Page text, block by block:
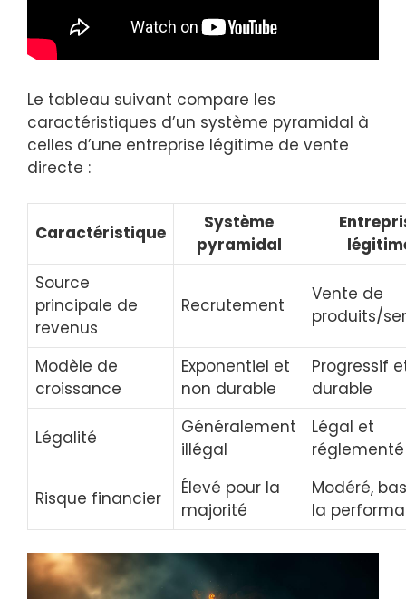
Le tableau suivant compare les
caractéristiques d’un système pyramidal à
celles d’une entreprise légitime de vente
directe :
Caractéristique
Système
pyramidal
Source
principale de
revenus
Recrutement
Vente de
produits/
Modèle de
croissance
Exponentiel et
non durable
Progressif
durable
Légalité
Généralement
illégal
Légal et
réglementé
Risque financier
Élevé pour la
majorité
Modéré,
la